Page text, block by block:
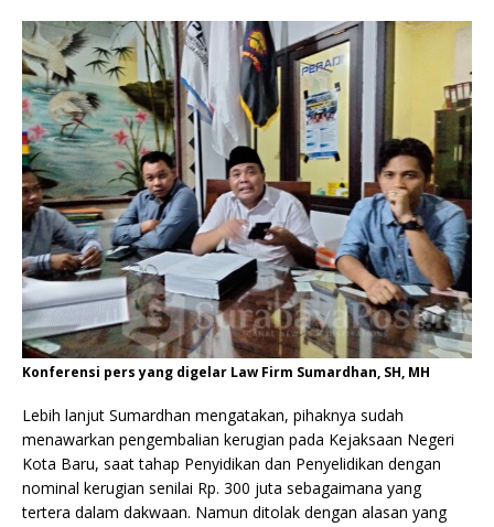
Konferensi pers yang digelar Law Firm Sumardhan, SH, MH
Lebih lanjut Sumardhan mengatakan, pihaknya sudah
menawarkan pengembalian kerugian pada Kejaksaan Negeri
Kota Baru, saat tahap Penyidikan dan Penyelidikan dengan
nominal kerugian senilai Rp. 300 juta sebagaimana yang
tertera dalam dakwaan. Namun ditolak dengan alasan yang